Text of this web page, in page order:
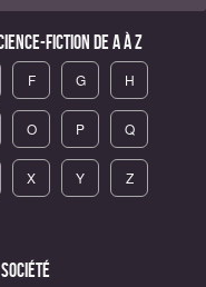
fiction de A à Z
F G H
O P Q
X Y Z